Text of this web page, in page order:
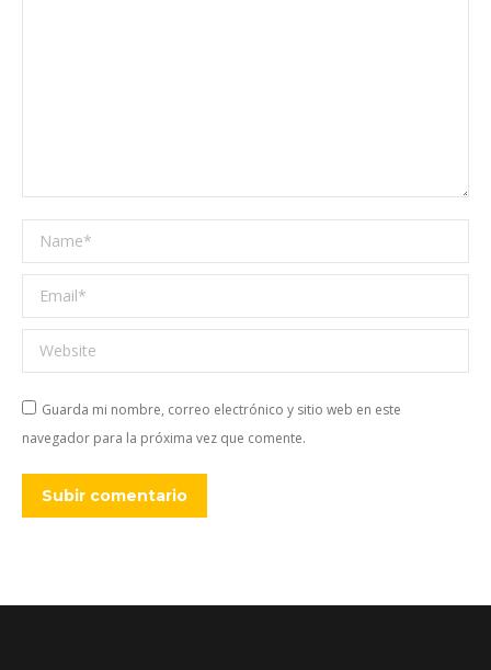
Name *
Email *
Website
Guarda mi nombre, correo electrónico y sitio web en este
navegador para la próxima vez que comente.
Subir comentario